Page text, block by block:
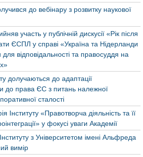
до вебінару з розвитку наукової
участь у публічній дискусії «Рік після
ЄСПЛ у справі «Україна та Нідерланди
для відповідальності та правосуддя на
долучаються до адаптації
до права ЄС з питань належної
сталості
Інституту «Правотворча діяльність та її
у фокусі уваги Академії
з Університетом імені Альфреда
вимір